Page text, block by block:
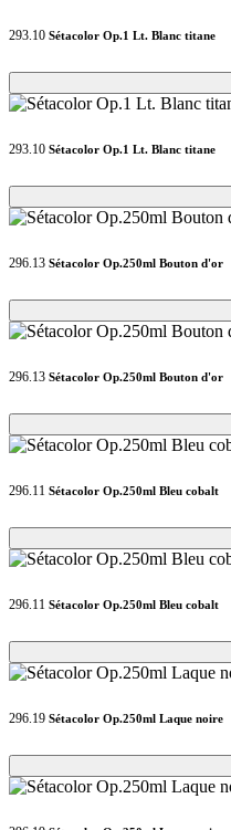
293.10 Sétacolor Op.1 Lt. Blanc titane
Loading...
Loading...
293.10 Sétacolor Op.1 Lt. Blanc titane
Loading...
Loading...
296.13 Sétacolor Op.250ml Bouton d'or
Loading...
Loading...
296.13 Sétacolor Op.250ml Bouton d'or
Loading...
Loading...
296.11 Sétacolor Op.250ml Bleu cobalt
Loading...
Loading...
296.11 Sétacolor Op.250ml Bleu cobalt
Loading...
Loading...
296.19 Sétacolor Op.250ml Laque noire
Loading...
Loading...